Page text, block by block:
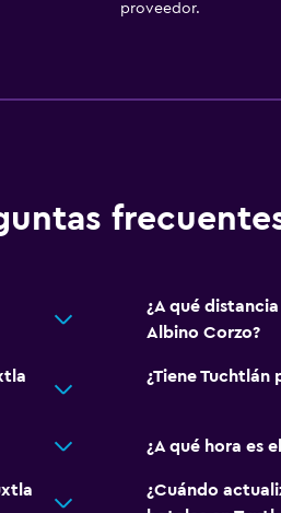
proveedor.
¿A qué
Albino Corzo?
¿Tiene Tuchtlán
¿A qué hora es
¿Cuándo